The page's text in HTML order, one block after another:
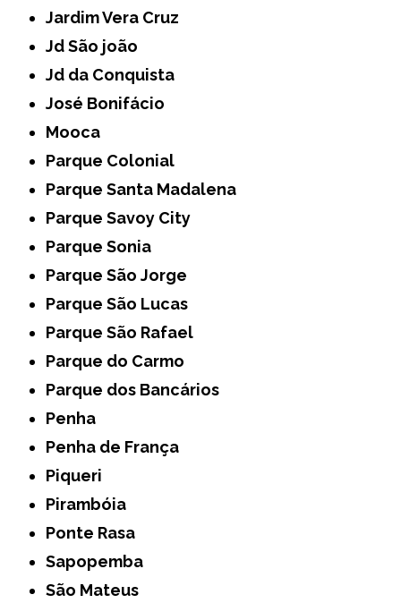
Jardim Vera Cruz
Jd São joão
Jd da Conquista
José Bonifácio
Mooca
Parque Colonial
Parque Santa Madalena
Parque Savoy City
Parque Sonia
Parque São Jorge
Parque São Lucas
Parque São Rafael
Parque do Carmo
Parque dos Bancários
Penha
Penha de França
Piqueri
Pirambóia
Ponte Rasa
Sapopemba
São Mateus